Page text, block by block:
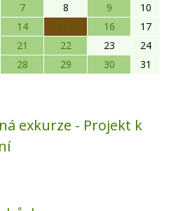
7 8 9
10
14 15 16
17
21 22 23
24
28 29 30 31
exkurze - Projekt k